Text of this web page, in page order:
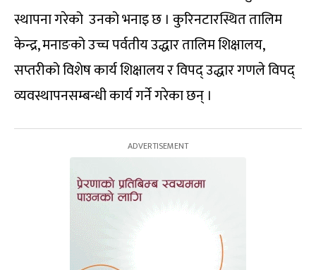
स्थापना गरेको उनको भनाइ छ । कुरिनटारस्थित तालिम
केन्द्र, मनाङको उच्च पर्वतीय उद्धार तालिम शिक्षालय,
सप्तरीको विशेष कार्य शिक्षालय र विपद् उद्धार गणले विपद्
व्यवस्थापनसम्बन्धी कार्य गर्ने गरेका छन् ।